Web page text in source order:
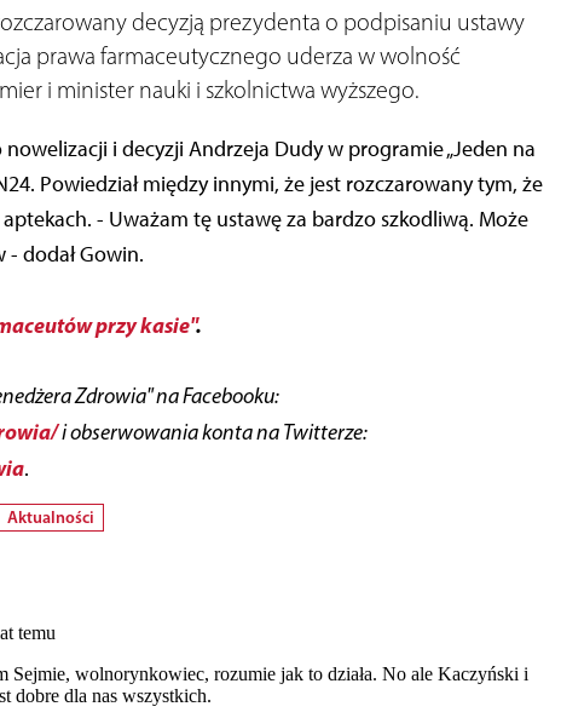
decyzją prezydenta o podpisaniu ustawy
prawa farmaceutycznego uderza w wolność
i minister nauki i szkolnictwa wyższego.
nowelizacji i decyzji Andrzeja Dudy w programie „Jeden na
Powiedział między innymi, że jest rozczarowany tym, że
- Uważam tę ustawę za bardzo szkodliwą. Może
dodał Gowin.
przy kasie".
Zdrowia" na Facebooku:
i obserwowania konta na Twitterze:
.
Aktualności